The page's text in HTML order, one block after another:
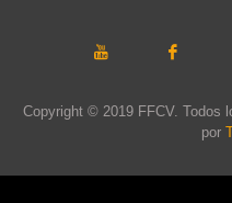
Copyright © 2019 FFCV. Todos
por